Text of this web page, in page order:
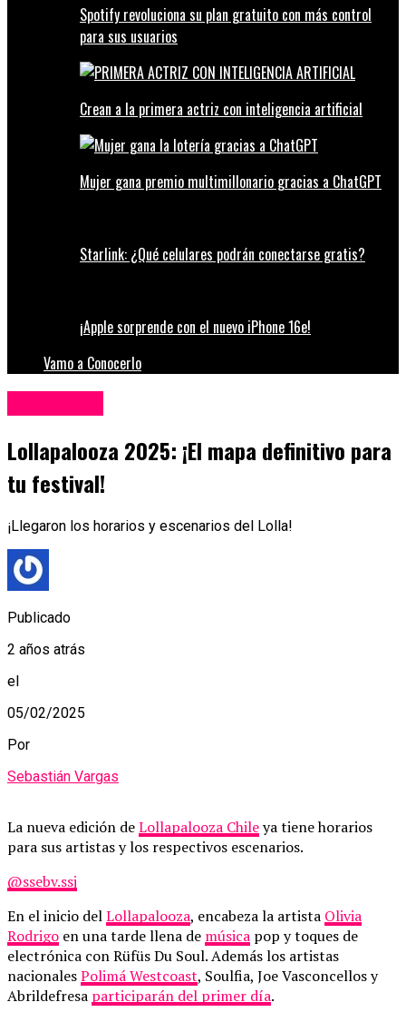
Spotify revoluciona su plan gratuito con más control
para sus usuarios
Crean a la primera actriz con inteligencia artificial
Mujer gana premio multimillonario gracias a ChatGPT
Starlink: ¿Qué celulares podrán conectarse gratis?
¡Apple sorprende con el nuevo iPhone 16e!
Vamo a Conocerlo
Lollapalooza 2025: ¡El mapa definitivo para
tu festival!
¡Llegaron los horarios y escenarios del Lolla!
Publicado
2 años atrás
el
05/02/2025
Por
Sebastián Vargas
La nueva edición deLollapalooza Chileya tiene horarios
para sus artistas y los respectivos escenarios.
@ssebv.ssj
En el inicio delLollapalooza, encabeza la artista Olivia
Rodrigo en una tarde llena de música pop y toques de
electrónica con Rüfüs Du Soul. Además los artistas
nacionalesPolimá Westcoast, Soulfia, Joe Vasconcellos y
Abrildefresa participarán del primer día.